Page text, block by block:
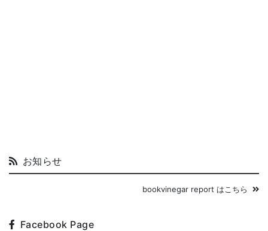
お知らせ
bookvinegar report はこちら
Facebook Page